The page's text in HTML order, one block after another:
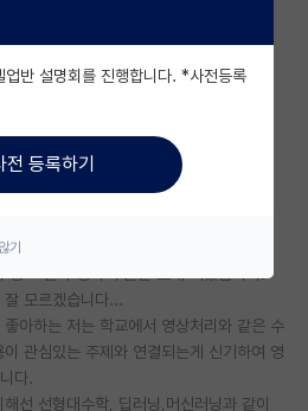
게시판
심이 있는 대학생 4학년 입니다.(전공 :
과)
고민이 생겨서 글을 쓰게 되었습니다.
모르겠습니다...
아하는 저는 학교에서 영상처리와 같은 수
관심있는 주제와 연결되는게 신기하여 영
다.
선 선형대수학, 딥러닝,머신러닝과 같이
업반 설명회를 진행합니다. *사전등록
전 등록하기
기